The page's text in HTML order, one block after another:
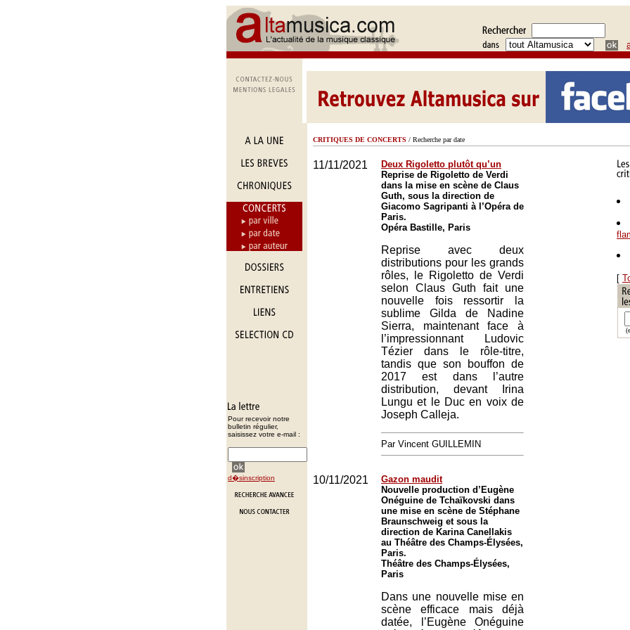
Pour recevoir notre
bulletin régulier,
saisissez votre e-mail :
d�sinscription
CRITIQUES DE CONCERTS / Recherche par date
11/11/2021
Deux Rigoletto plutôt qu’un
Reprise de Rigoletto de Verdi
dans la mise en scène de Claus
Guth, sous la direction de
Giacomo Sagripanti à l’Opéra de
Paris.
Opéra Bastille, Paris
Reprise avec deux
distributions pour les grands
rôles, le Rigoletto de Verdi
selon Claus Guth fait une
nouvelle fois ressortir la
sublime Gilda de Nadine
Sierra, maintenant face à
l’impressionnant Ludovic
Tézier dans le rôle-titre,
tandis que son bouffon de
2017 est dans l’autre
distribution, devant Irina
Lungu et le Duc en voix de
Joseph Calleja.
Par Vincent GUILLEMIN
10/11/2021
Gazon maudit
Nouvelle production d’Eugène
Onéguine de Tchaïkovski dans
une mise en scène de Stéphane
Braunschweig et sous la
direction de Karina Canellakis
au Théâtre des Champs-Élysées,
Paris.
Théâtre des Champs-Élysées,
Paris
Dans une nouvelle mise en
scène efficace mais déjà
datée, l’Eugène Onéguine
[